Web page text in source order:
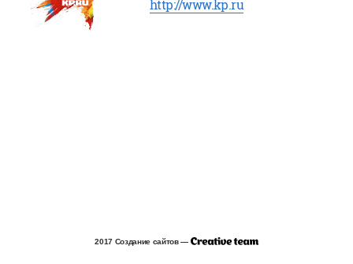
http://www.kp.ru
2017 Создание сайтов —